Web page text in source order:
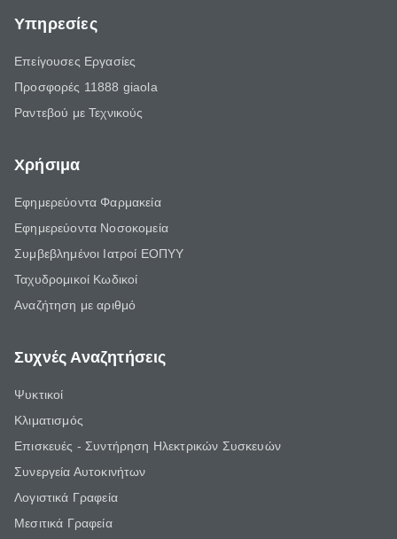
Υπηρεσίες
Επείγουσες Εργασίες
Προσφορές 11888 giaola
Ραντεβού με Τεχνικούς
Χρήσιμα
Εφημερεύοντα Φαρμακεία
Εφημερεύοντα Νοσοκομεία
Συμβεβλημένοι Ιατροί ΕΟΠΥΥ
Ταχυδρομικοί Κωδικοί
Αναζήτηση με αριθμό
Συχνές Αναζητήσεις
Ψυκτικοί
Κλιματισμός
Επισκευές - Συντήρηση Ηλεκτρικών Συσκευών
Συνεργεία Αυτοκινήτων
Λογιστικά Γραφεία
Μεσιτικά Γραφεία